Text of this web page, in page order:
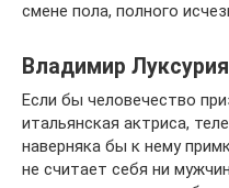
смене пола, полного
Владимир Луксурия
Если бы человечество
итальянская актриса,
наверняка бы к нему
не считает себя ни